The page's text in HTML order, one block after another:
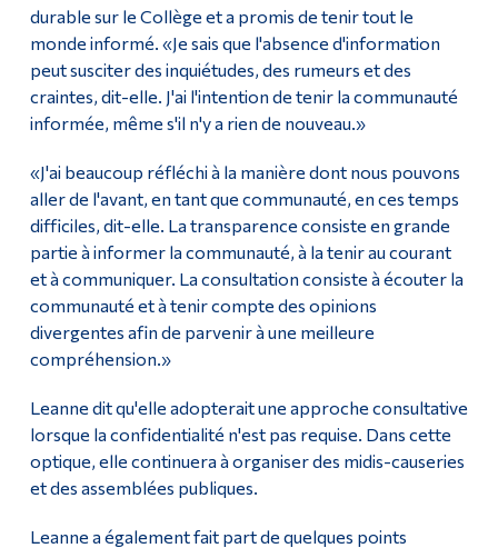
durable sur le Collège et a promis de tenir tout le
monde informé. «Je sais que l'absence d'information
peut susciter des inquiétudes, des rumeurs et des
craintes, dit-elle. J'ai l'intention de tenir la communauté
informée, même s'il n'y a rien de nouveau.»
«J'ai beaucoup réfléchi à la manière dont nous pouvons
aller de l'avant, en tant que communauté, en ces temps
difficiles, dit-elle. La transparence consiste en grande
partie à informer la communauté, à la tenir au courant
et à communiquer. La consultation consiste à écouter la
communauté et à tenir compte des opinions
divergentes afin de parvenir à une meilleure
compréhension.»
Leanne dit qu'elle adopterait une approche consultative
lorsque la confidentialité n'est pas requise. Dans cette
optique, elle continuera à organiser des midis-causeries
et des assemblées publiques.
Leanne a également fait part de quelques points